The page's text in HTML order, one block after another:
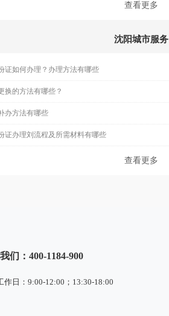
查看更多
沈阳城市服务
证如何办理？办理方法有哪些
换的方法有哪些？
办方法有哪些
证办理刘流程及所需材料有哪些
查看更多
们：400-1184-900
作日：9:00-12:00；13:30-18:00